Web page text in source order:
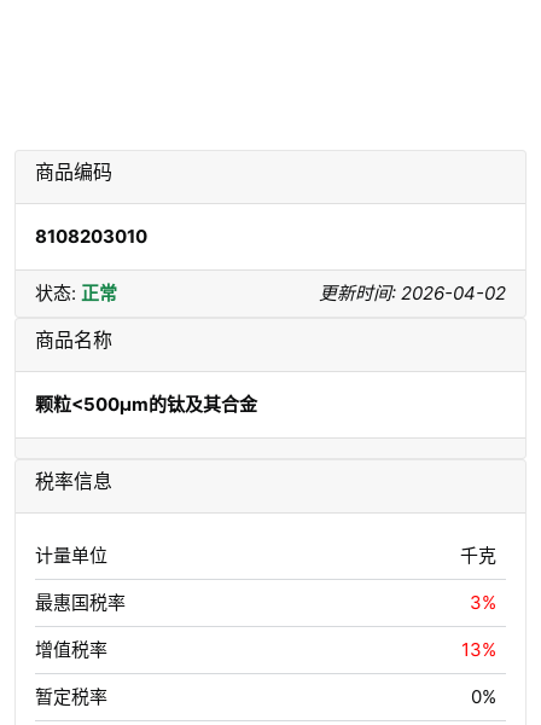
商品编码
8108203010
状态: 正常 更新时间: 2026-04-02
商品名称
颗粒<500μm的钛及其合金
税率信息
计量单位 千克
最惠国税率 3%
增值税率 13%
暂定税率 0%